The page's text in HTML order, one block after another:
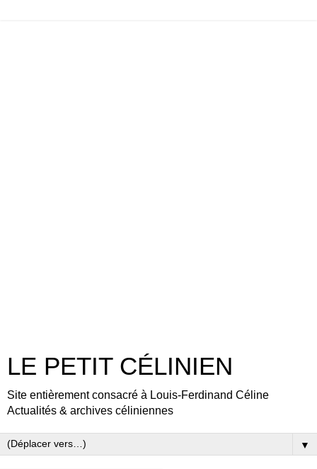
LE PETIT CÉLINIEN
Site entièrement consacré à Louis-Ferdinand Céline
Actualités & archives céliniennes
▼